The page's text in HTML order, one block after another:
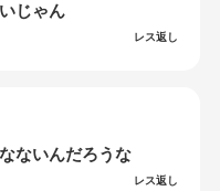
じゃん
レス返し
ないんだろうな
レス返し